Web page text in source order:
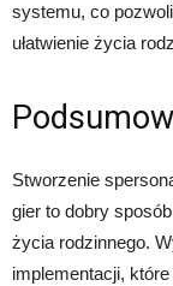
systemu, co
ułatwienie życia
Stworzenie
gier to dobry
życia rodzinnego.
implementacji,